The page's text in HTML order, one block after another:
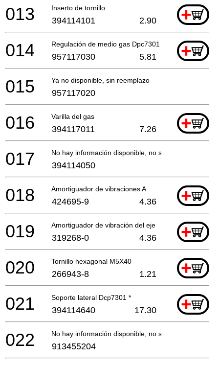
Inserto de tornillo +
013 394114101 2.90
Regulación de medio gas Dpc7301 * +
014 957117030 5.81
Ya no disponible, sin reemplazo
015 957117020
Varilla del gas +
016 394117011 7.26
No hay información disponible, no se puede pedir
017 394114050
Amortiguador de vibraciones A +
018 424695-9 4.36
Amortiguador de vibración del eje +
019 319268-0 4.36
Tornillo hexagonal M5X40 +
020 266943-8 1.21
Soporte lateral Dcp7301 * +
021 394114640 17.30
No hay información disponible, no se puede pedir
022 913455204